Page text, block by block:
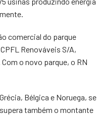
comercial do parque
Renováveis S/A,
o novo parque, o RN
Bélgica e Noruega, se
também o montante